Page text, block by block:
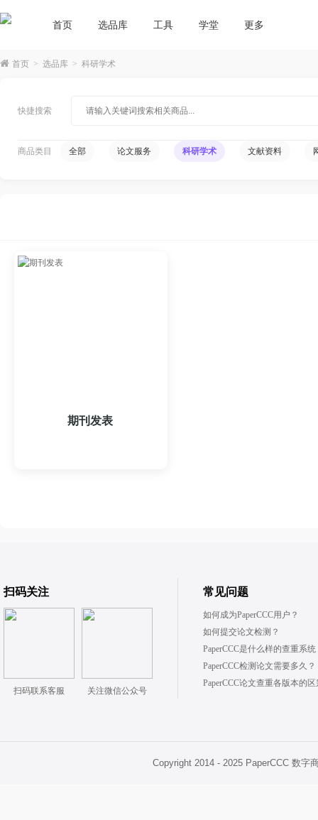
首页 选品库 工具 学堂 更多
首页 > 选品库 > 科研学术
快捷搜索
商品类目 全部 论文服务 科研学术 文献资料
期刊发表
扫码关注
扫码联系客服 关注微信公众号
常见问题
如何成为PaperCCC用户？
如何提交论文检测？
PaperCCC是什么样的查重系统
PaperCCC检测论文需要多久？
PaperCCC论文查重各版本的
Copyright 2014 - 2025 PaperCCC 数字